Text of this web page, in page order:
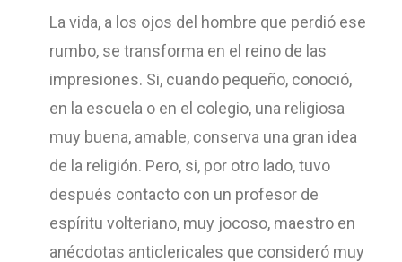
La vida, a los ojos del hombre que perdió ese
rumbo, se transforma en el reino de las
impresiones. Si, cuando pequeño, conoció,
en la escuela o en el colegio, una religiosa
muy buena, amable, conserva una gran idea
de la religión. Pero, si, por otro lado, tuvo
después contacto con un profesor de
espíritu volteriano, muy jocoso, maestro en
anécdotas anticlericales que consideró muy